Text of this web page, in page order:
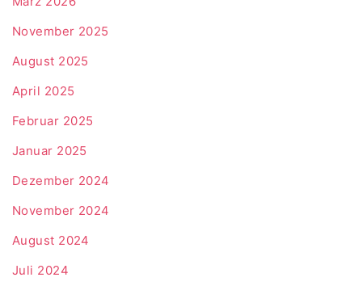
November 2025
August 2025
April 2025
Februar 2025
Januar 2025
Dezember 2024
November 2024
August 2024
Juli 2024